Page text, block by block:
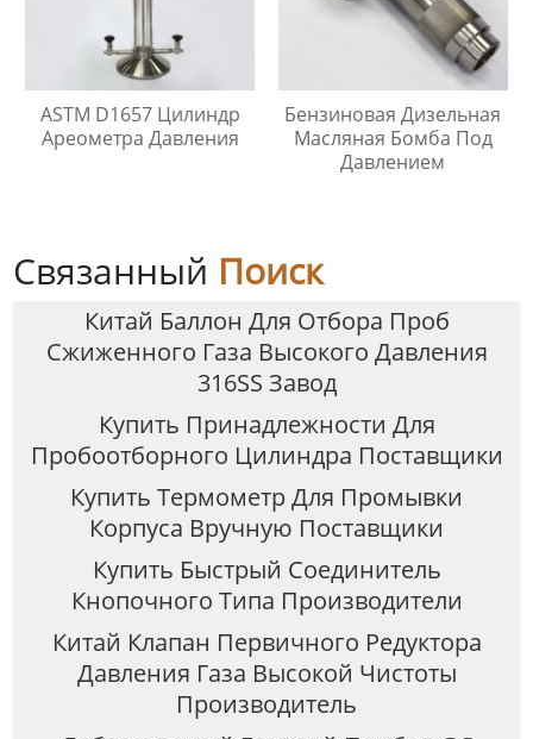
ASTM D1657 Цилиндр
Ареометра Давления
Бензиновая Дизельная
Масляная Бомба Под
Давлением
Связанный Поиск
Китай Баллон Для Отбора Проб
Сжиженного Газа Высокого Давления
316SS Завод
Купить Принадлежности Для
Пробоотборного Цилиндра Поставщики
Купить Термометр Для Промывки
Корпуса Вручную Поставщики
Купить Быстрый Соединитель
Кнопочного Типа Производители
Китай Клапан Первичного Редуктора
Давления Газа Высокой Чистоты
Производитель